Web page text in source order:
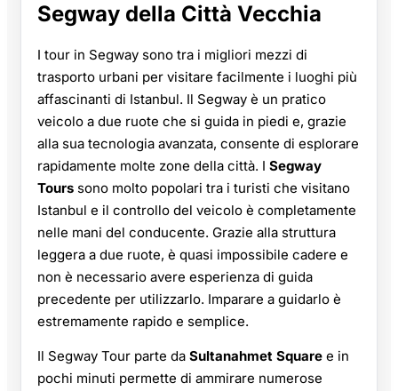
Segway della Città Vecchia
I tour in Segway sono tra i migliori mezzi di
trasporto urbani per visitare facilmente i luoghi più
affascinanti di Istanbul. Il Segway è un pratico
veicolo a due ruote che si guida in piedi e, grazie
alla sua tecnologia avanzata, consente di esplorare
rapidamente molte zone della città. I Segway
Tours sono molto popolari tra i turisti che visitano
Istanbul e il controllo del veicolo è completamente
nelle mani del conducente. Grazie alla struttura
leggera a due ruote, è quasi impossibile cadere e
non è necessario avere esperienza di guida
precedente per utilizzarlo. Imparare a guidarlo è
estremamente rapido e semplice.
Il Segway Tour parte da Sultanahmet Square e in
pochi minuti permette di ammirare numerose